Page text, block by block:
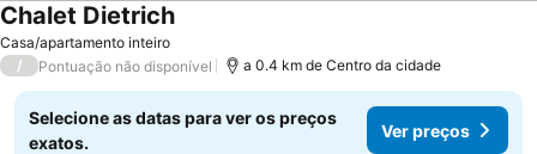
Casa/apartamento inteiro
Chalet DietrichVer preços
/ Pontuação não disponível a 0.4 km de Centro da cidade
Selecione as datas para ver os preços
exatos.
Ver preços